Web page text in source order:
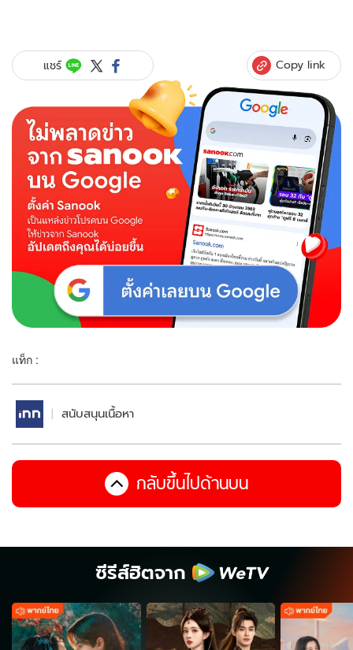
แชร์ Copy link
แท็ก :
สนับสนุนเนื้อหา
กลับขึ้นไปด้านบน
ซีรีส์ฮิตจาก